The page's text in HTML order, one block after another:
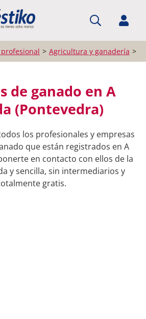
Agricultura y ganadería
de ganado en A
(Pontevedra)
los profesionales y empresas
que están registrados en A
en contacto con ellos de la
y sencilla, sin intermediarios y
gratis.